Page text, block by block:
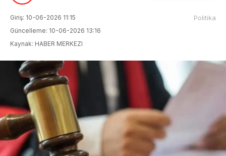
Giriş: 10-06-2026 11:15
Güncelleme: 10-06-2026 13:16
Kaynak: HABER MERKEZI
Politika